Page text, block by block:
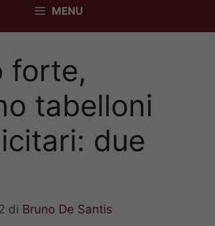
MENU
forte,
tabelloni
due
di Bruno De Santis